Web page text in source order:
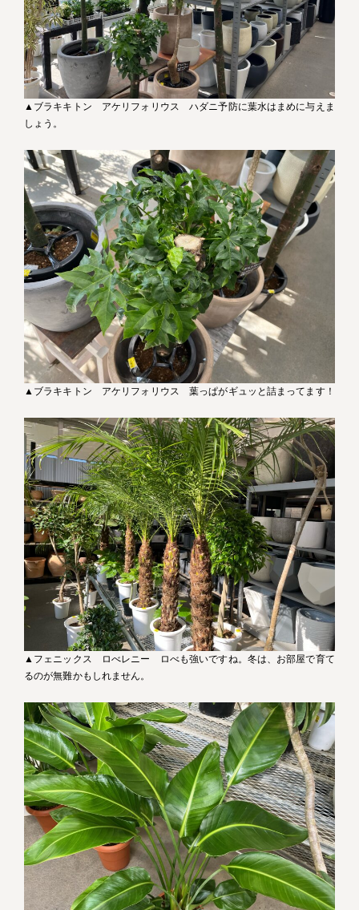
▲ブラキキトン アケリフォリウス ハダニ予防に葉水はまめに与えま
しょう。
▲ブラキキトン アケリフォリウス 葉っぱがギュッと詰まってます！
▲フェニックス ロべレニー ロべも強いですね。冬は、お部屋で育て
るのが無難かもしれません。